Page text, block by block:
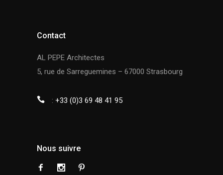
Contact
AL PEPE Architectes
5, rue de Sarreguemines – 67000 Strasbourg
: +33 (0)3 69 48 41 95
Nous suivre